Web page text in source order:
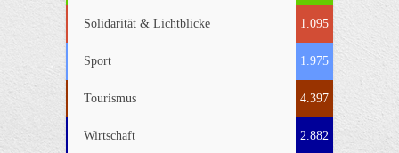
Solidarität & Lichtblicke 1.095
Sport 1.975
Tourismus 4.397
Wirtschaft 2.882